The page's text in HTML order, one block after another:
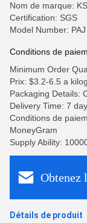
Nom de marque: KS
Certification: SGS
Model Number: PAJ
Conditions de
Minimum Order
Prix: $3.2-6.5 a
Packaging Details:
Delivery Time: 7
Conditions de
MoneyGram
Supply Ability:
Obtenez
Détails de produit